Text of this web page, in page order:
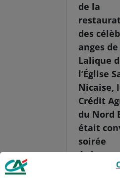
de la
des
anges
Lalique
l’Église
Nicaise,
Crédit
du Nord
était
soirée
indispensables car utilisés à des fins
sécurité ; d’autres sont facultatifs. Les